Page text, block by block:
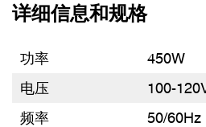
详细信息和规格
功率
450W
电压
100-
频率
50/60Hz